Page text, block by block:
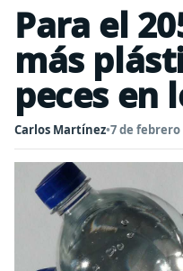
Para el
más
peces en
Carlos Martínez•7 de febrero